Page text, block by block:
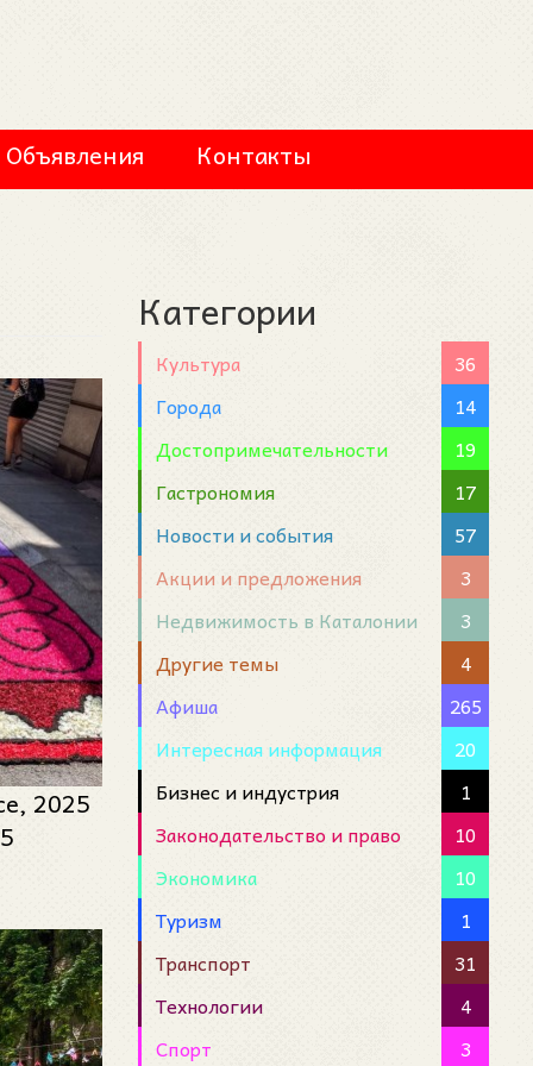
Объявления Контакты
2025
Категории
Культура
36
Города
14
Достопримечательности
19
Гастрономия
17
Новости и события
57
Акции и предложения
3
Недвижимость в Каталонии
3
Другие темы
4
Афиша
265
Интересная информация
20
Бизнес и индустрия
1
Законодательство и право
10
Экономика
10
Туризм
1
Транспорт
31
Технологии
4
Спорт
3